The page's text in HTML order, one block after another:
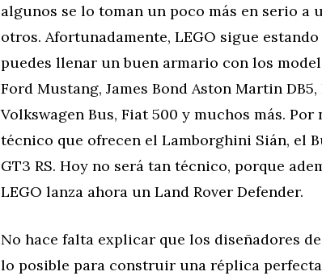
algunos se lo toman un poco más en serio a
otros. Afortunadamente, LEGO sigue
puedes llenar un buen armario con los
Ford Mustang, James Bond Aston Martin DB5,
Volkswagen Bus, Fiat 500 y muchos más.
técnico que ofrecen el Lamborghini Sián, el
GT3 RS. Hoy no será tan técnico, porque
LEGO lanza ahora un Land Rover Defender.
No hace falta explicar que los diseñadores
lo posible para construir una réplica